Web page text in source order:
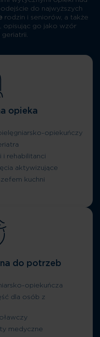
do najwyższych
rodzin i seniorów, a także
opisując go jako wzór
opieka
opiekuńczy
rehabilitanci
aktywizujące
kuchni
do potrzeb
opiekuńcza
dla osób z
medyczne